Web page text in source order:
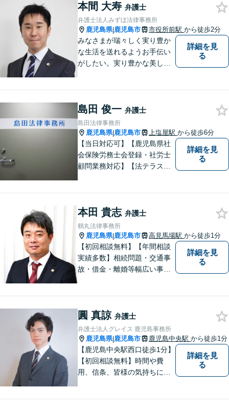
いく解決になるよう、精一杯
尽力いたします。【対応分野
多数！】
本間 大寿 弁護士
弁護士法人みずほ法律事務所
鹿児島県|鹿児島市 市役所前駅 から徒歩2分
みなさまが瑞々しく実り豊か
な生活を送れるようお手伝い
がしたい。実り豊かな美しい
なさまと一緒に成長させてい
ただきたい。それが私たち，
みずほ法律事務所の思いで
す。
詳細を見
る
島田 俊一 弁護士
島田法律事務所
鹿児島県|鹿児島市 上塩屋駅 から徒歩6分
【当日対応可】【鹿児島県社
会保険労務士会登録・社労士
顧問業務対応】【法テラス対
詳細を見
る
本田 貴志 弁護士
鶴丸法律事務所
鹿児島県|鹿児島市 高見馬場駅 から徒歩1分
【初回相談無料】【年間相談
実績多数】相続問題・交通事
故・借金・離婚等幅広い事件
す。困ったらすぐにご相談く
ださい。
詳細を見
る
圓 真諒 弁護士
弁護士法人グレイス 鹿児島事務所
鹿児島県|鹿児島市 鹿児島中央駅 から徒歩1分
【鹿児島中央駅西口徒歩1分】
【初回相談無料】時間や費
用、信条、皆様の気持ちに重
詳細を見
る